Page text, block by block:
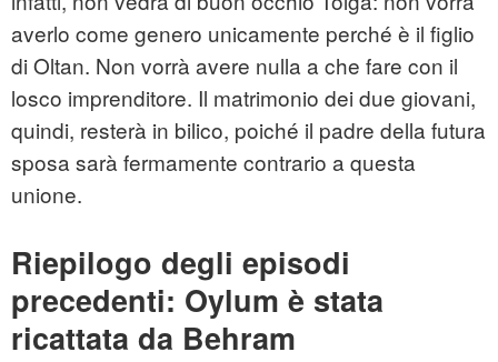
averlo come genero unicamente perché è il figlio
di Oltan. Non vorrà avere nulla a che fare con il
losco imprenditore. Il matrimonio dei due giovani,
quindi, resterà in bilico, poiché il padre della futura
sposa sarà fermamente contrario a questa
unione.
Riepilogo degli episodi
precedenti: Oylum è stata
ricattata da Behram